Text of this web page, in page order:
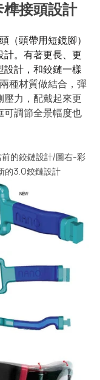
接頭設計
（頭帶用短鏡腳）
計。有著更長、更
設計，和鉸鏈一樣
種材質做結合，彈
壓力，配戴起來更
可調節全景幅度也
的鉸鏈設計/圖右-彩
的3.0鉸鏈設計